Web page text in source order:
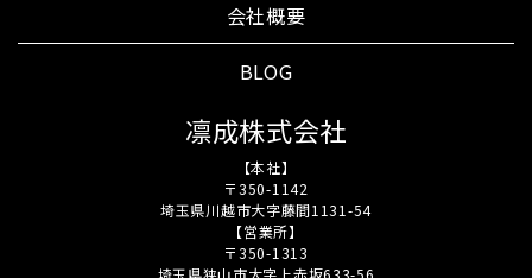
会社概要
BLOG
凛成株式会社
【本社】
〒350-1142
埼玉県川越市大字藤間1131-54
【営業所】
〒350-1313
埼玉県狭山市大字上赤坂633-56